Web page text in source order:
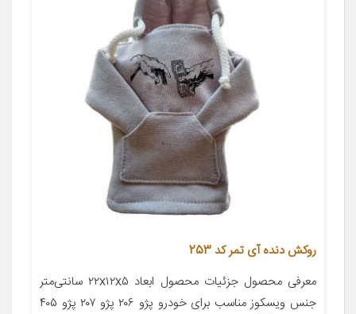
روکش دنده آی تمر کد 253
معرفی محصول جزئیات محصول ابعاد ۲۲x۱۲x۵ سانتی‌متر
جنس ویسکوز مناسب برای خودرو پژو ۲۰۶ پژو ۲۰۷ پژو ۴۰۵